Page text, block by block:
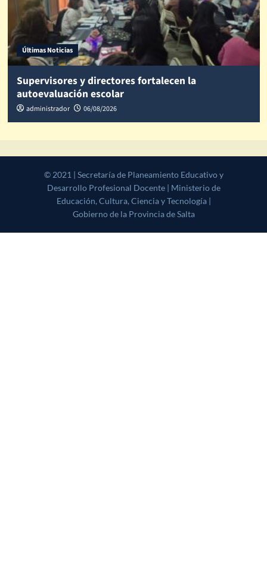
Últimas Noticias
Supervisores y directores fortalecen la
autoevaluación escolar
administrador 06/08/2026
© 2021 | Secretaría de Planeamiento Educativo y Desarrollo
Profesional Docente | Ministerio de Educación, Cultura, Ciencia y
Tecnología | Gobierno de la Provincia de Salta|CoverNews
themes.